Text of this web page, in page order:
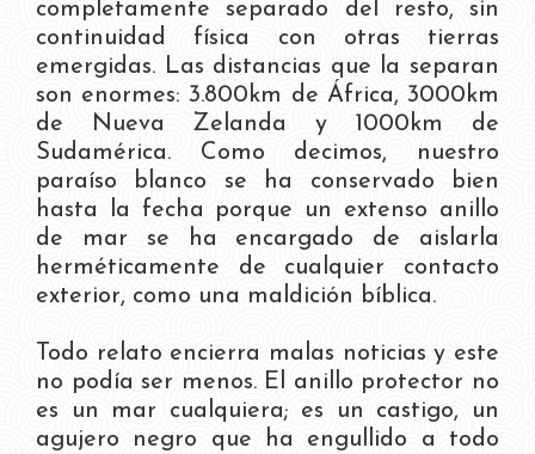
completamente separado del resto, sin
continuidad física con otras tierras
emergidas. Las distancias que la separan
son enormes: 3.800km de África, 3000km
de Nueva Zelanda y 1000km de
Sudamérica. Como decimos, nuestro
paraíso blanco se ha conservado bien
hasta la fecha porque un extenso anillo
de mar se ha encargado de aislarla
herméticamente de cualquier contacto
exterior, como una maldición bíblica.
Todo relato encierra malas noticias y este
no podía ser menos. El anillo protector no
es un mar cualquiera; es un castigo, un
agujero negro que ha engullido a todo